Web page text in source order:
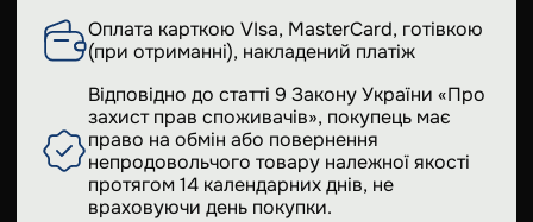
Оплата карткою VIsa, MasterCard, готівкою
(при отриманні), накладений платіж
Відповідно до статті 9 Закону України «Про
захист прав споживачів», покупець має
право на обмін або повернення
непродовольчого товару належної якості
протягом 14 календарних днів, не
враховуючи день покупки.